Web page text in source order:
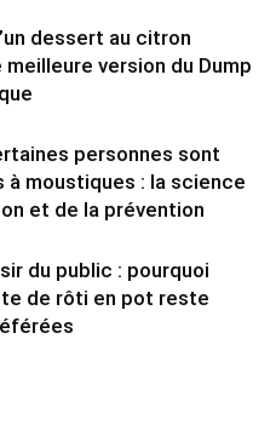
dessert au citron
version du Dump
personnes sont
à moustiques : la science
et de la prévention
du public : pourquoi
de rôti en pot reste